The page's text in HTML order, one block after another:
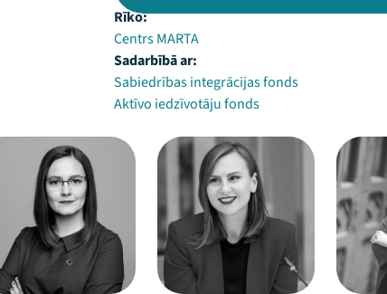
Rīko:
Centrs MARTA
Sadarbībā ar:
Sabiedrības integrācijas fonds
Aktīvo iedzīvotāju fonds